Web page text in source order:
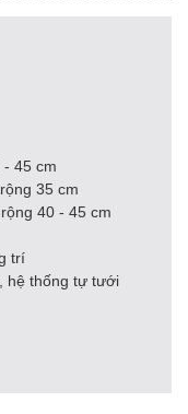
45 cm
35 cm
40 - 45 cm
trí
hệ thống tự tưới